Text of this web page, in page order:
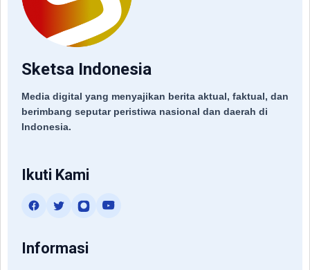
Sketsa Indonesia
Media digital yang menyajikan berita aktual, faktual, dan
berimbang seputar peristiwa nasional dan daerah di
Indonesia.
Ikuti Kami
Informasi